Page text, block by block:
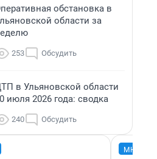
обстановка в
области за
253 Обсудить
в Ульяновской области
июля 2026 года: сводка
240 Обсудить